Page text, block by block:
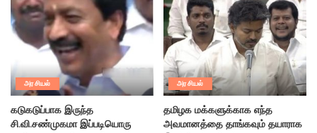
அரசியல்
கடுகடுப்பாக இருந்த
சி.வி.சண்முகமா இப்படியொரு
அரசியல்
தமிழக மக்களுக்காக எந்த
அவமானத்தை தாங்கவும் தயாராக